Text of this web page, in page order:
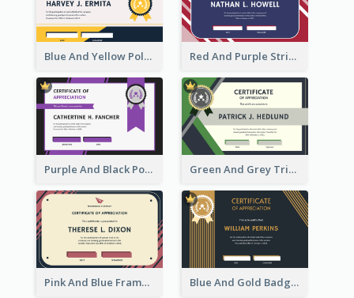
Blue And Yellow Polygon With Badge Certificate Red And Purple Stripes Frame Certificate
Purple And Black Polygon Appreciation Certificate Green And Grey Triangles With Badge Certificate
Pink And Blue Frame Company Certificate Blue And Gold Badge Appreciation Certificate